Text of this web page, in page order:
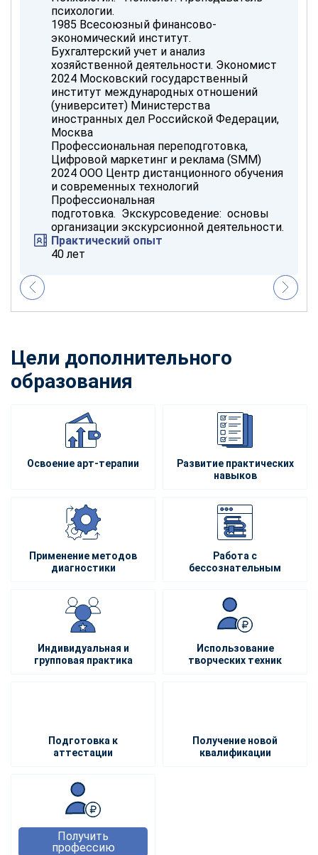
психологии.
1985 Всесоюзный финансово-
экономический институт.
Бухгалтерский учет и анализ
хозяйственной деятельности. Экономист
2024 Московский государственный
институт международных отношений
(университет) Министерства
иностранных дел Российской Федерации,
Москва
Профессиональная переподготовка,
Цифровой маркетинг и реклама (SMM)
2024 ООО Центр дистанционного обучения
и современных технологий
Профессиональная
подготовка. Экскурсоведение: основы
организации экскурсионной деятельности.
Практический опыт
40 лет
Цели дополнительного
образования
Освоение арт-терапии
Развитие практических
навыков
Применение методов
диагностики
Работа с
бессознательным
Индивидуальная и
групповая практика
Использование
творческих техник
Подготовка к
аттестации
Получение новой
квалификации
Получить
профессию